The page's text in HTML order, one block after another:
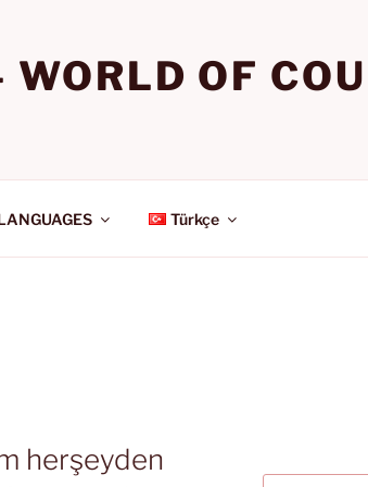
OF
Türkçe
herşeyden